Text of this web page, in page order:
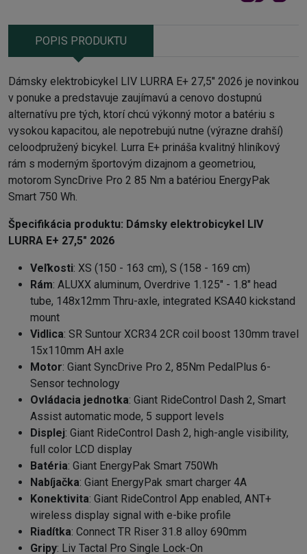
POPIS PRODUKTU
Dámsky elektrobicykel LIV LURRA E+ 27,5" 2026 je novinkou
v ponuke a predstavuje zaujímavú a cenovo dostupnú
alternatívu pre tých, ktorí chcú výkonný motor a batériu s
vysokou kapacitou, ale nepotrebujú nutne (výrazne drahší)
celoodpružený bicykel. Lurra E+ prináša kvalitný hliníkový
rám s moderným športovým dizajnom a geometriou,
motorom SyncDrive Pro 2 85 Nm a batériou EnergyPak
Smart 750 Wh.
Špecifikácia produktu: Dámsky elektrobicykel LIV
LURRA E+ 27,5" 2026
Veľkosti: XS (150 - 163 cm), S (158 - 169 cm)
Rám: ALUXX aluminum, Overdrive 1.125" - 1.8" head
tube, 148x12mm Thru-axle, integrated KSA40 kickstand
mount
Vidlica: SR Suntour XCR34 2CR coil boost 130mm travel
15x110mm AH axle
Motor: Giant SyncDrive Pro 2, 85Nm PedalPlus 6-
Sensor technology
Ovládacia jednotka: Giant RideControl Dash 2, Smart
Assist automatic mode, 5 support levels
Displej: Giant RideControl Dash 2, high-angle visibility,
full color LCD display
Batéria: Giant EnergyPak Smart 750Wh
Nabíjačka: Giant EnergyPak smart charger 4A
Konektivita: Giant RideControl App enabled, ANT+
wireless display signal with e-bike profile
Riadítka: Connect TR Riser 31.8 alloy 690mm
Gripy: Liv Tactal Pro Single Lock-On